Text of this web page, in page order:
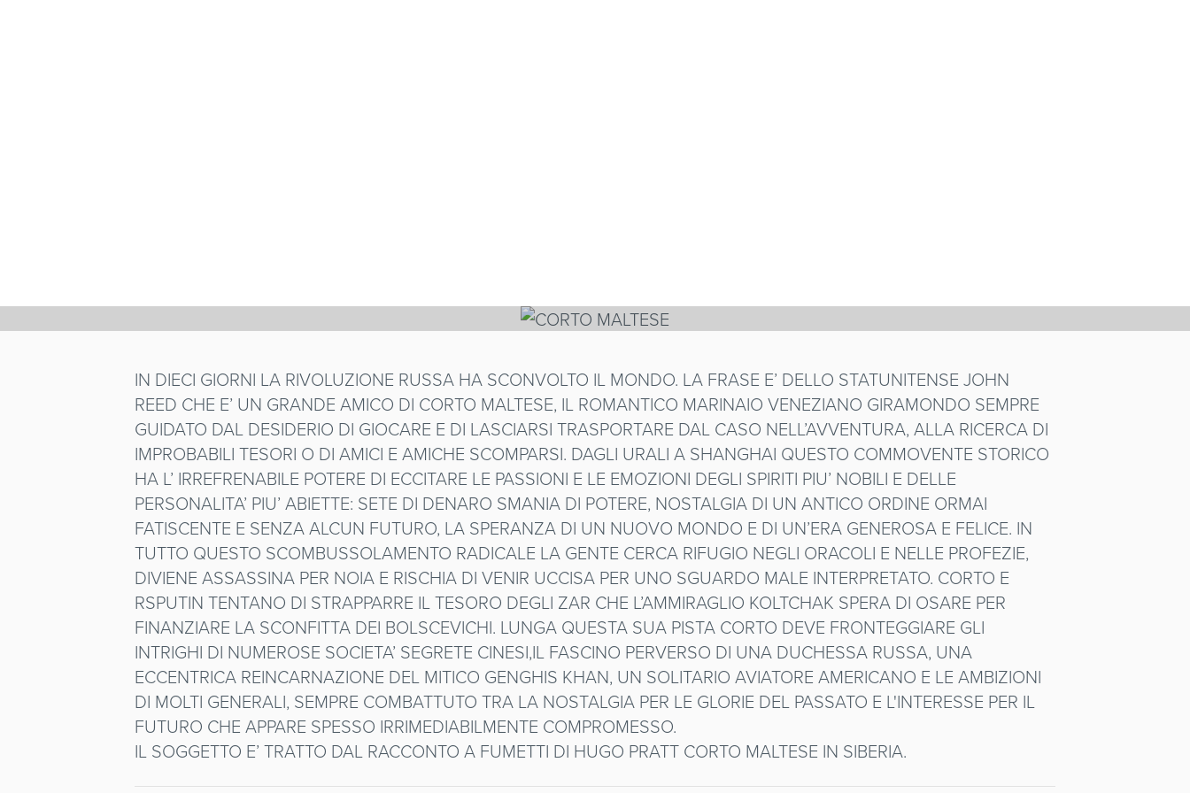
IN DIECI GIORNI LA RIVOLUZIONE RUSSA HA SCONVOLTO IL MONDO. LA FRASE E’ DELLO STATUNITENSE JOHN
REED CHE E’ UN GRANDE AMICO DI CORTO MALTESE, IL ROMANTICO MARINAIO VENEZIANO GIRAMONDO SEMPRE
GUIDATO DAL DESIDERIO DI GIOCARE E DI LASCIARSI TRASPORTARE DAL CASO NELL’AVVENTURA, ALLA RICERCA DI
IMPROBABILI TESORI O DI AMICI E AMICHE SCOMPARSI. DAGLI URALI A SHANGHAI QUESTO COMMOVENTE STORICO
HA L’ IRREFRENABILE POTERE DI ECCITARE LE PASSIONI E LE EMOZIONI DEGLI SPIRITI PIU’ NOBILI E DELLE
PERSONALITA’ PIU’ ABIETTE: SETE DI DENARO SMANIA DI POTERE, NOSTALGIA DI UN ANTICO ORDINE ORMAI
FATISCENTE E SENZA ALCUN FUTURO, LA SPERANZA DI UN NUOVO MONDO E DI UN’ERA GENEROSA E FELICE. IN
TUTTO QUESTO SCOMBUSSOLAMENTO RADICALE LA GENTE CERCA RIFUGIO NEGLI ORACOLI E NELLE PROFEZIE,
DIVIENE ASSASSINA PER NOIA E RISCHIA DI VENIR UCCISA PER UNO SGUARDO MALE INTERPRETATO. CORTO E
RSPUTIN TENTANO DI STRAPPARRE IL TESORO DEGLI ZAR CHE L’AMMIRAGLIO KOLTCHAK SPERA DI OSARE PER
FINANZIARE LA SCONFITTA DEI BOLSCEVICHI. LUNGA QUESTA SUA PISTA CORTO DEVE FRONTEGGIARE GLI
INTRIGHI DI NUMEROSE SOCIETA’ SEGRETE CINESI,IL FASCINO PERVERSO DI UNA DUCHESSA RUSSA, UNA
ECCENTRICA REINCARNAZIONE DEL MITICO GENGHIS KHAN, UN SOLITARIO AVIATORE AMERICANO E LE AMBIZIONI
DI MOLTI GENERALI, SEMPRE COMBATTUTO TRA LA NOSTALGIA PER LE GLORIE DEL PASSATO E L'INTERESSE PER IL
FUTURO CHE APPARE SPESSO IRRIMEDIABILMENTE COMPROMESSO.
IL SOGGETTO E’ TRATTO DAL RACCONTO A FUMETTI DI HUGO PRATT CORTO MALTESE IN SIBERIA.